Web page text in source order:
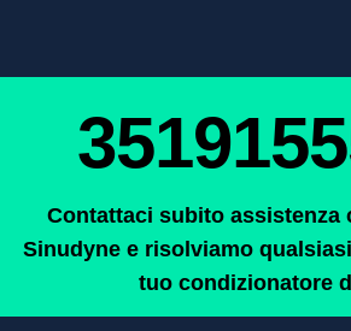
Contattaci subito assistenza
Sinudyne e risolviamo
tuo condizionatore